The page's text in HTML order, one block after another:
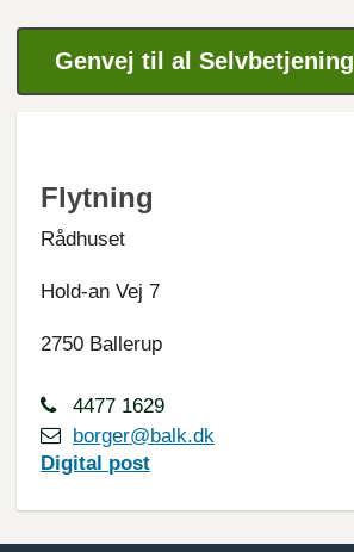
Genvej til al Selvbetjening
Flytning
Rådhuset
Hold-an Vej 7
2750 Ballerup
4477 1629
borger@balk.dk
Digital post